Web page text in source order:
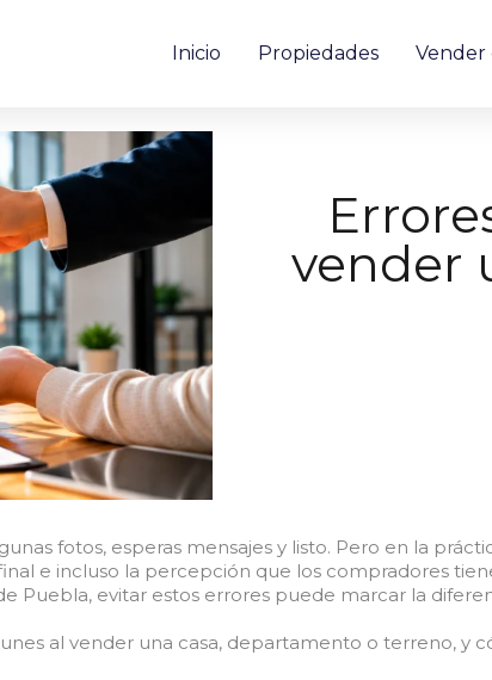
Inicio Propiedades Vender
vender
fotos, esperas mensajes y listo. Pero en la
e incluso la percepción que los compradores
Puebla, evitar estos errores puede marcar la
al vender una casa, departamento o terreno, y